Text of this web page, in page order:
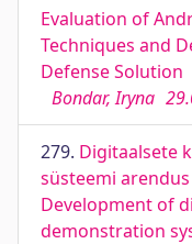
Evaluation of
Techniques and
Defense Solution
Bondar, Iryna
279. Digitaalsete
süsteemi
Development of
demonstration